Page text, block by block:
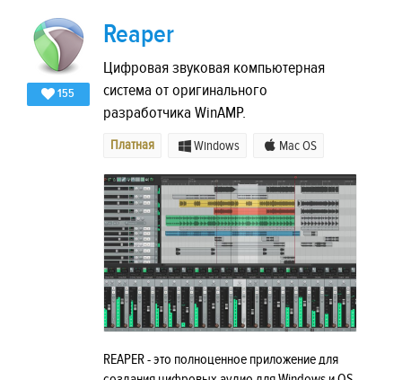
155
Reaper
Цифровая звуковая компьютерная
система от оригинального
разработчика WinAMP.
Платная Windows Mac OS
REAPER - это полноценное приложение для